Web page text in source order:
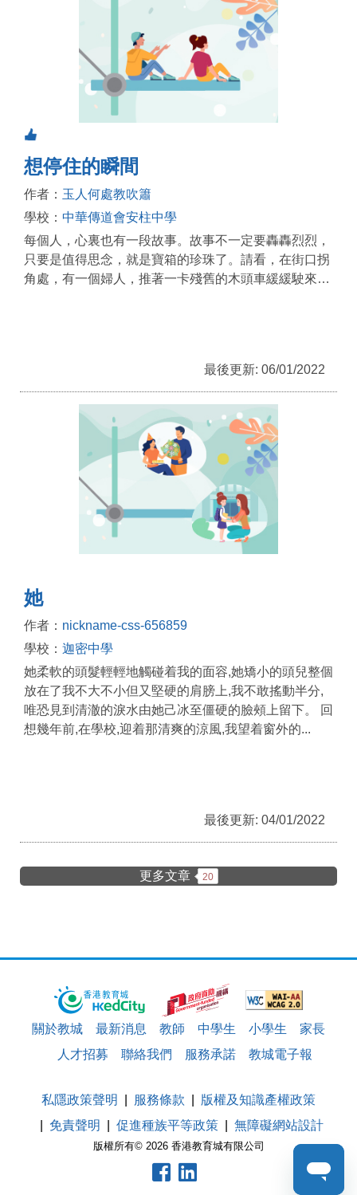
想停住的瞬間
作者： 玉人何處教吹簫
學校： 中華傳道會安柱中學
每個人，心裏也有一段故事。故事不一定要轟轟烈烈，
只要是值得思念，就是寶箱的珍珠了。請看，在街口拐
角處，有一個婦人，推著一卡殘舊的木頭車緩緩駛來…
最後更新: 06/01/2022
她
作者： nickname-css-656859
學校： 迦密中學
她柔軟的頭髮輕輕地觸碰着我的面容,她矯小的頭兒整個
放在了我不大不小但又堅硬的肩膀上,我不敢搖動半分,
唯恐見到清澈的淚水由她己冰至僵硬的臉頰上留下。 回
想幾年前,在學校,迎着那清爽的涼風,我望着窗外的...
最後更新: 04/01/2022
更多文章 20
關於教城 最新消息 教師 中學生 小學生
家長
人才招募
聯絡我們 服務承諾 教城電子報
版權所有© 2026 香港教育城有限公司
私隱政策聲明 服務條款
版權及知識產權政策
免責聲明
促進種族平等政策 無障礙網站設計